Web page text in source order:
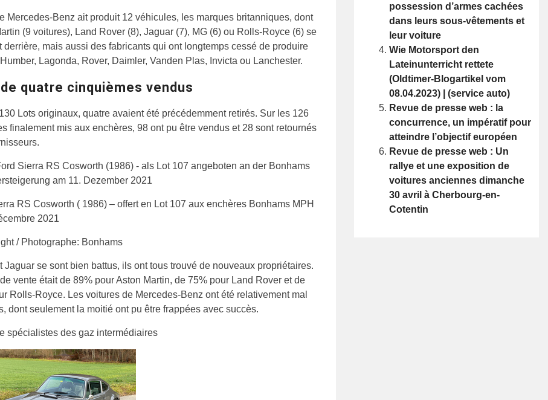
Mercedes-Benz ait produit 12 véhicules, les marques britanniques, dont
(9 voitures), Land Rover (8), Jaguar (7), MG (6) ou Rolls-Royce (6) se
derrière, mais aussi des fabricants qui ont longtemps cessé de produire
Lagonda, Rover, Daimler, Vanden Plas, Invicta ou Lanchester.
quatre cinquièmes vendus
Lots originaux, quatre avaient été précédemment retirés. Sur les 126
finalement mis aux enchères, 98 ont pu être vendus et 28 sont retournés
RS Cosworth ( 1986) – offert en Lot 107 aux enchères Bonhams MPH
2021
/ Photographe: Bonhams
Jaguar se sont bien battus, ils ont tous trouvé de nouveaux propriétaires.
vente était de 89% pour Aston Martin, de 75% pour Land Rover et de
Rolls-Royce. Les voitures de Mercedes-Benz ont été relativement mal
dont seulement la moitié ont pu être frappées avec succès.
spécialistes des gaz intermédiaires
possession d’armes cachées
dans leurs sous-vêtements et
leur voiture
Wie Motorsport den
Lateinunterricht rettete
(Oldtimer-Blogartikel vom
08.04.2023) | (service auto)
Revue de presse web : la
concurrence, un impératif pour
atteindre l’objectif européen
Revue de presse web : Un
rallye et une exposition de
voitures anciennes dimanche
30 avril à Cherbourg-en-
Cotentin